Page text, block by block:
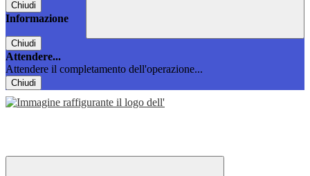
Chiudi
Informazione
Chiudi
Attendere...
Attendere il completamento dell'operazione...
Chiudi